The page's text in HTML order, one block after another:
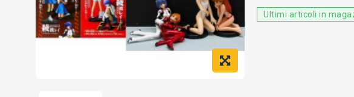
Ultimi articoli in